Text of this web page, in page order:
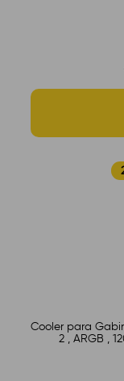
Cooler para
2 , ARGB ,